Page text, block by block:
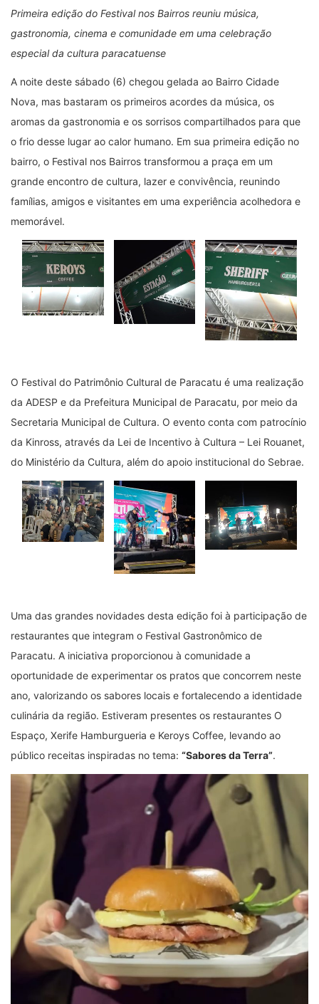
Primeira edição do Festival nos Bairros reuniu música,
gastronomia, cinema e comunidade em uma celebração
especial da cultura paracatuense
A noite deste sábado (6) chegou gelada ao Bairro Cidade
Nova, mas bastaram os primeiros acordes da música, os
aromas da gastronomia e os sorrisos compartilhados para que
o frio desse lugar ao calor humano. Em sua primeira edição no
bairro, o Festival nos Bairros transformou a praça em um
grande encontro de cultura, lazer e convivência, reunindo
famílias, amigos e visitantes em uma experiência acolhedora e
memorável.
O Festival do Patrimônio Cultural de Paracatu é uma realização
da ADESP e da Prefeitura Municipal de Paracatu, por meio da
Secretaria Municipal de Cultura. O evento conta com patrocínio
da Kinross, através da Lei de Incentivo à Cultura – Lei Rouanet,
do Ministério da Cultura, além do apoio institucional do Sebrae.
Uma das grandes novidades desta edição foi à participação de
restaurantes que integram o Festival Gastronômico de
Paracatu. A iniciativa proporcionou à comunidade a
oportunidade de experimentar os pratos que concorrem neste
ano, valorizando os sabores locais e fortalecendo a identidade
culinária da região. Estiveram presentes os restaurantes O
Espaço, Xerife Hamburgueria e Keroys Coffee, levando ao
público receitas inspiradas no tema: “Sabores da Terra”.